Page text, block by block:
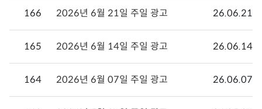
166 2026년 6월 21일 주일 광고 26.06.21
165 2026년 6월 14일 주일 광고 26.06.14
164 2026년 6월 07일 주일 광고 26.06.07